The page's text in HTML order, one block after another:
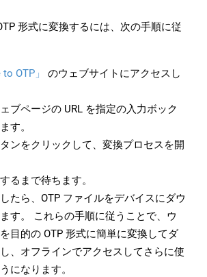
形式に変換するには、次の手順に従
to OTP」
のウェブサイトにアクセスし
ブページの URL を指定の入力ボック
す。
タンをクリックして、変換プロセスを開
るまで待ちます。
たら、OTP ファイルをデバイスにダウ
す。 これらの手順に従うことで、ウ
目的の OTP 形式に簡単に変換してダ
、オフラインでアクセスしてさらに使
になります。